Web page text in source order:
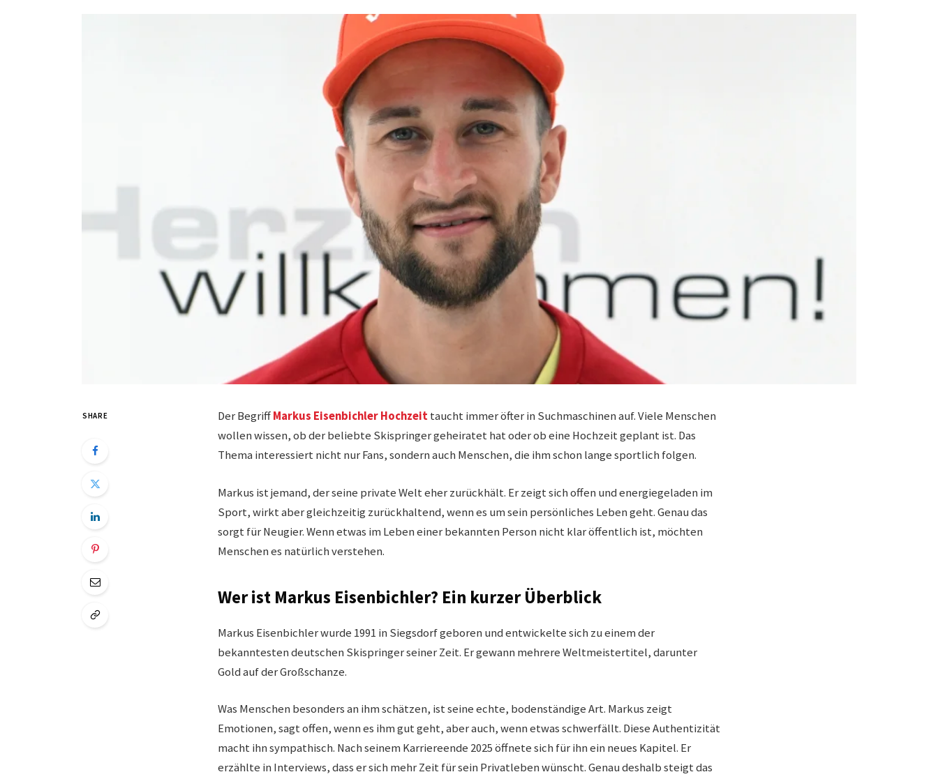
SHARE Der BegriffMarkus Eisenbichler Hochzeittaucht immer öfter in Suchmaschinen auf. Viele Menschen
wollen wissen, ob der beliebte Skispringer geheiratet hat oder ob eine Hochzeit geplant ist. Das
Thema interessiert nicht nur Fans, sondern auch Menschen, die ihm schon lange sportlich folgen.
Markus ist jemand, der seine private Welt eher zurückhält. Er zeigt sich offen und energiegeladen im
Sport, wirkt aber gleichzeitig zurückhaltend, wenn es um sein persönliches Leben geht. Genau das
sorgt für Neugier. Wenn etwas im Leben einer bekannten Person nicht klar öffentlich ist, möchten
Menschen es natürlich verstehen.
Wer ist Markus Eisenbichler? Ein kurzer Überblick
Markus Eisenbichler wurde 1991 in Siegsdorf geboren und entwickelte sich zu einem der
bekanntesten deutschen Skispringer seiner Zeit. Er gewann mehrere Weltmeistertitel, darunter
Gold auf der Großschanze.
Was Menschen besonders an ihm schätzen, ist seine echte, bodenständige Art. Markus zeigt
Emotionen, sagt offen, wenn es ihm gut geht, aber auch, wenn etwas schwerfällt. Diese Authentizität
macht ihn sympathisch. Nach seinem Karriereende 2025 öffnete sich für ihn ein neues Kapitel. Er
erzählte in Interviews, dass er sich mehr Zeit für sein Privatleben wünscht. Genau deshalb steigt das